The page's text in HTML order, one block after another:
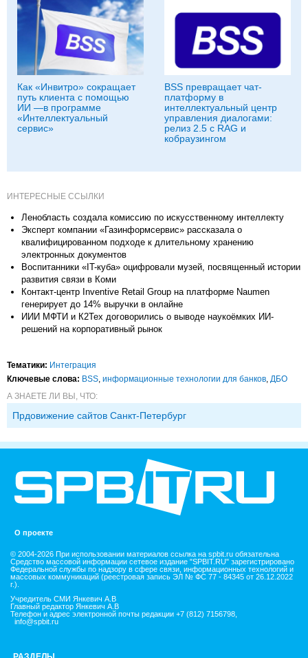
Как «Инвитро» сокращает
путь клиента с помощью
ИИ —в программе
«Интеллектуальный
сервис»
BSS превращает чат-
платформу в
интеллектуальный центр
управления диалогами:
релиз 2.5 с RAG и
кобраузингом
ИНТЕРЕСНЫЕ ССЫЛКИ
Ленобласть создала комиссию по искусственному интеллекту
Эксперт компании «Газинформсервис» рассказала о
квалифицированном подходе к длительному хранению
электронных документов
Воспитанники «IT-куба» оцифровали музей, посвященный истории
развития связи в Коми
Контакт-центр Inventive Retail Group на платформе Naumen
генерирует до 14% выручки в онлайне
ИИИ МФТИ и К2Тех договорились о выводе наукоёмких ИИ-
решений на корпоративный рынок
Тематики: Интеграция
Ключевые слова: BSS, информационные технологии для банков, ДБО
А ЗНАЕТЕ ЛИ ВЫ, ЧТО:
Прдовижение сайтов Санкт-Петербург
О проекте
© 2004-2026 При использовании материалов ссылка на spbit.ru обязательна
Средство массовой информации сетевое издание "SPBIT.RU" зарегистрировано
Федеральной службы по надзору в сфере связи, информационных технологий и
массовых коммуникаций (реестровая запись ЭЛ № ФС 77 - 84345 от 26.12.2022
г.).
Учредитель СМИ Янкевич А.В
Главный редактор Янкевич А.В
Телефон и адрес электронной почты редакции +7 (812) 7156798,
info@spbit.ru